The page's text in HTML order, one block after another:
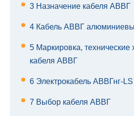
3 Назначение кабеля АВВГ
4 Кабель АВВГ
5 Маркировка, технические
кабеля АВВГ
6 Электрокабель АВВГнг-LS
7 Выбор кабеля АВВГ